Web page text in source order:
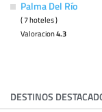
Palma Del Río
( 7 hoteles )
Valoracion4.3
DESTINOS